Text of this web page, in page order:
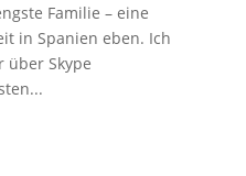
Familie – eine
in Spanien eben. Ich
Skype